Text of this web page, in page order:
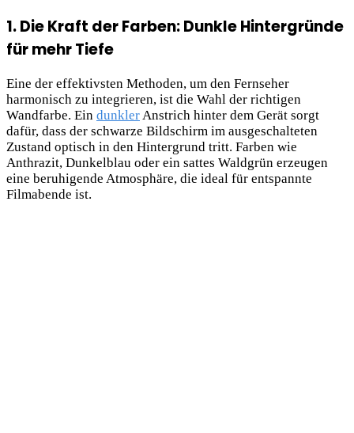
1. Die Kraft der Farben: Dunkle Hintergründe
für mehr Tiefe
Eine der effektivsten Methoden, um den Fernseher
harmonisch zu integrieren, ist die Wahl der richtigen
Wandfarbe. Ein dunklerAnstrich hinter dem Gerät sorgt
dafür, dass der schwarze Bildschirm im ausgeschalteten
Zustand optisch in den Hintergrund tritt. Farben wie
Anthrazit, Dunkelblau oder ein sattes Waldgrün erzeugen
eine beruhigende Atmosphäre, die ideal für entspannte
Filmabende ist.